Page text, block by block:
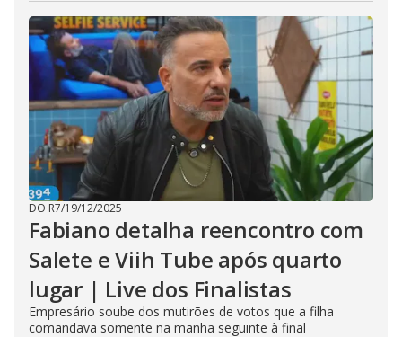
DO R7/19/12/2025
Fabiano detalha reencontro com
Salete e Viih Tube após quarto
lugar | Live dos Finalistas
Empresário soube dos mutirões de votos que a filha
comandava somente na manhã seguinte à final